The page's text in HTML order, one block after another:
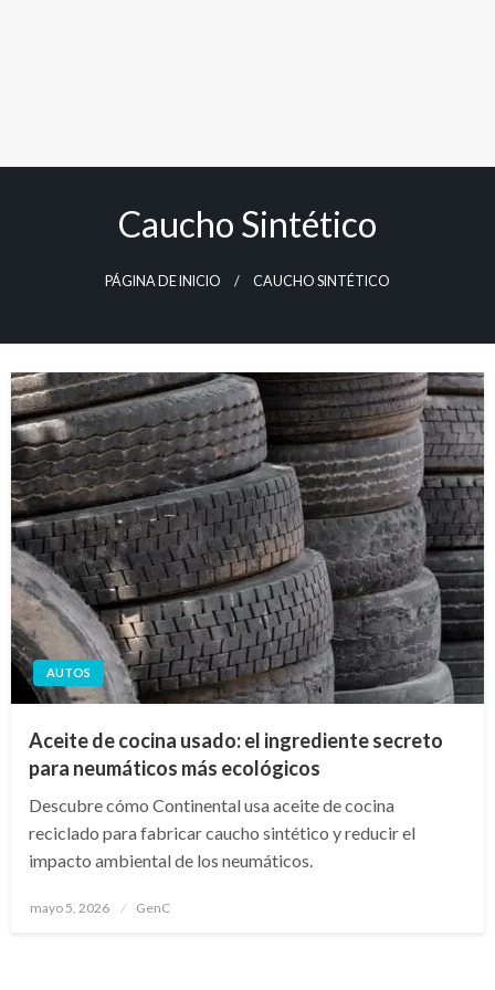
Caucho Sintético
PÁGINA DE INICIO CAUCHO SINTÉTICO
AUTOS
Aceite de cocina usado: el ingrediente secreto
para neumáticos más ecológicos
Descubre cómo Continental usa aceite de cocina
reciclado para fabricar caucho sintético y reducir el
impacto ambiental de los neumáticos.
Publicado
mayo 5, 2026 GenC